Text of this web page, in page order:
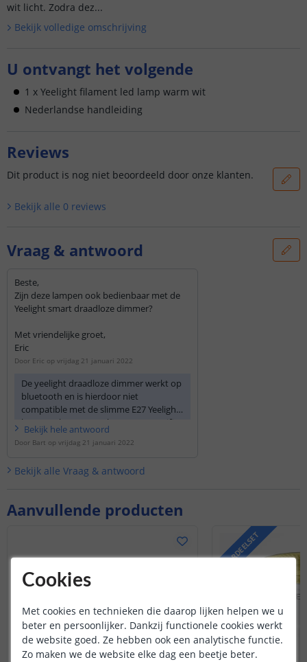
wit licht. Zodra dez...
Bekijk volledige omschrijving
U ontvangt het volgende
1 x Yeelight filament led lamp warm wit
Nederlandse handleiding
Aanvullende producten
VOORDEELSET
Reviews
Dit product is nog niet beoordeeld door onze klanten.
Bekijk alle 0 reviews
Vraag & antwoord
Beste,
Zijn deze lampen ook bedienbaar met de
Yeelight smart draadloze dimmer?
Met vriendelijke groet,
Eric
Door Eric op vrijdag 21 januari 2022
De yeelight draadloze dimmer werkt op
bluetooth en is hierdoor niet
compatible met de slimme E27 Yeelight
lamp. De lampen werken met een wifi
signaal. Dit is anders dan bluetooth.
Bekijk hele antwoord
Door Bart op vrijdag 21 januari 2022
Bekijk alle Vraag & antwoord
Cookies
Met cookies en technieken die daarop lijken helpen we u
beter en persoonlijker. Dankzij functionele cookies werkt
de website goed. Ze hebben ook een analytische functie.
Zo maken we de website elke dag een beetje beter.